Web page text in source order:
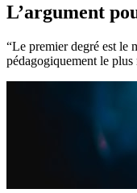
L’argument
“Le premier degré est le
pédagogiquement le